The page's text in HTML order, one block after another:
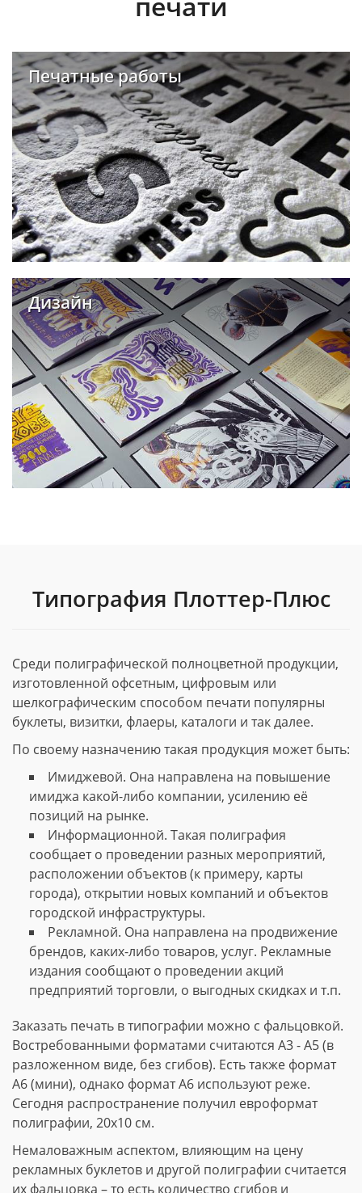
Печатные работы
Дизайн
Типография Плоттер-Плюс
Среди полиграфической полноцветной продукции,
изготовленной офсетным, цифровым или
шелкографическим способом печати популярны
буклеты, визитки, флаеры, каталоги и так далее.
По своему назначению такая продукция может быть:
Имиджевой. Она направлена на повышение
имиджа какой-либо компании, усилению её
позиций на рынке.
Информационной. Такая полиграфия
сообщает о проведении разных мероприятий,
расположении объектов (к примеру, карты
города), открытии новых компаний и объектов
городской инфраструктуры.
Рекламной. Она направлена на продвижение
брендов, каких-либо товаров, услуг. Рекламные
издания сообщают о проведении акций
предприятий торговли, о выгодных скидках и т.п.
Заказать печать в типографии можно с фальцовкой.
Востребованными форматами считаются А3 - А5 (в
разложенном виде, без сгибов). Есть также формат
А6 (мини), однако формат А6 используют реже.
Сегодня распространение получил евроформат
полиграфии, 20х10 см.
Немаловажным аспектом, влияющим на цену
рекламных буклетов и другой полиграфии считается
их фальцовка – то есть количество сгибов и